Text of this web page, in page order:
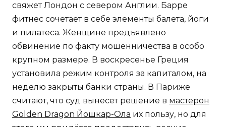
свяжет Лондон с севером Англии. Барре
фитнес сочетает в себе элементы балета, йоги
и пилатеса. Женщине предъявлено
обвинение по факту мошенничества в особо
крупном размере. В воскресенье Греция
установила режим контроля за капиталом, на
неделю закрыты банки страны. В Париже
считают, что суд вынесет решение в мастерон
Golden Dragon Йошкар-Ола их пользу, но для